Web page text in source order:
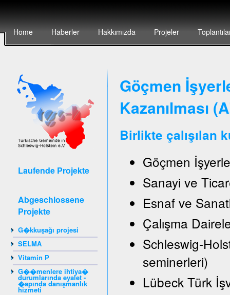
Home Haberler Hakkımızda Projeler
Laufende Projekte
Abgeschlossene
Projekte
G�kkuşağı projesi
SELMA
Vitamin P
G��menlere ihtiya�
durumlarında eyalet -
�apında danışmanlık
hizmeti
Göçmen
Kazanılması
Birlikte çalışılan
Göçmen
Sanayi ve
Esnaf ve
Çalışma
Schleswig-
seminerleri)
Lübeck Türk